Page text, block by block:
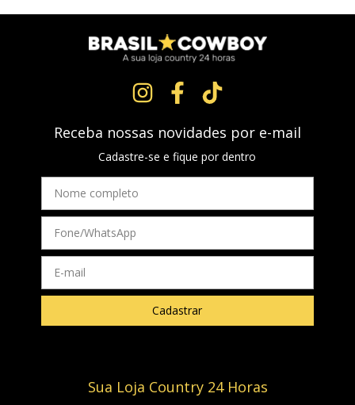
Receba nossas novidades por e-mail
Cadastre-se e fique por dentro
Sua Loja Country 24 Horas